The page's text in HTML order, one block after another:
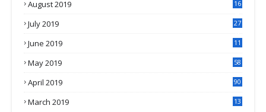
August 2019
16
July 2019
27
June 2019 11
May 2019 58
April 2019 90
March 2019
13